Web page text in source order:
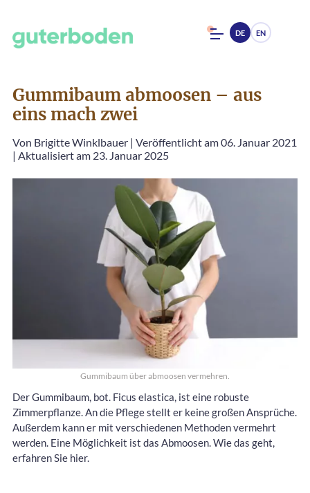
DE EN
Gummibaum abmoosen – aus
eins mach zwei
Von Brigitte Winklbauer | Veröffentlicht am 06. Januar 2021
| Aktualisiert am 23. Januar 2025
Gummibaum über abmoosen vermehren.
Der Gummibaum, bot. Ficus elastica, ist eine robuste
Zimmerpflanze. An die Pflege stellt er keine großen Ansprüche.
Außerdem kann er mit verschiedenen Methoden vermehrt
werden. Eine Möglichkeit ist das Abmoosen. Wie das geht,
erfahren Sie hier.